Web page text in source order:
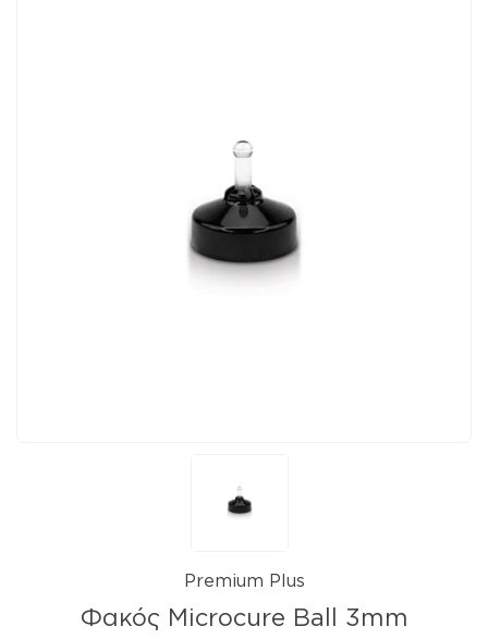
Premium Plus
Φακός Microcure Ball 3mm